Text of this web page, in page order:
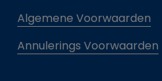
Algemene Voorwaarden
Annulerings Voorwaarden